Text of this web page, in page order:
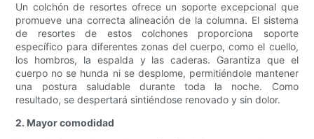
Un colchón de resortes ofrece un soporte excepcional que
promueve una correcta alineación de la columna. El sistema
de resortes de estos colchones proporciona soporte
específico para diferentes zonas del cuerpo, como el cuello,
los hombros, la espalda y las caderas. Garantiza que el
cuerpo no se hunda ni se desplome, permitiéndole mantener
una postura saludable durante toda la noche. Como
resultado, se despertará sintiéndose renovado y sin dolor.
2. Mayor comodidad